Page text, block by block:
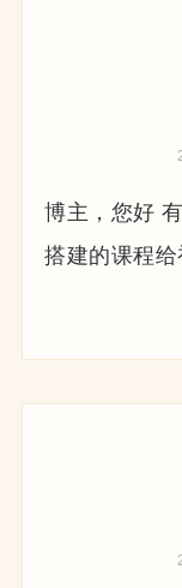
博主，您好
搭建的课程给